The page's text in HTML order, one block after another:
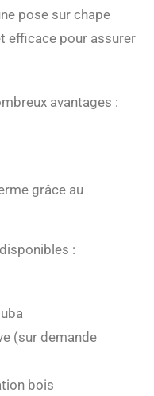
pose sur chape
efficace pour assurer
avantages :
grâce au
:
(sur demande
bois